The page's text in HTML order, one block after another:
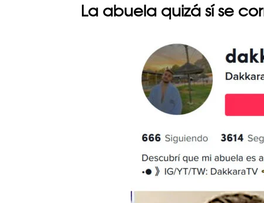
La abuela quizá sí se